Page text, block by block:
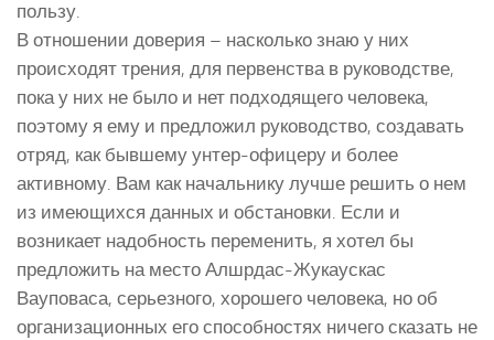
пользу.
В отношении доверия – насколько знаю у них
происходят трения, для первенства в руководстве,
пока у них не было и нет подходящего человека,
поэтому я ему и предложил руководство, создавать
отряд, как бывшему унтер-офицеру и более
активному. Вам как начальнику лучше решить о нем
из имеющихся данных и обстановки. Если и
возникает надобность переменить, я хотел бы
предложить на место Алшрдас-Жукаускас
Вауповаса, серьезного, хорошего человека, но об
организационных его способностях ничего сказать не